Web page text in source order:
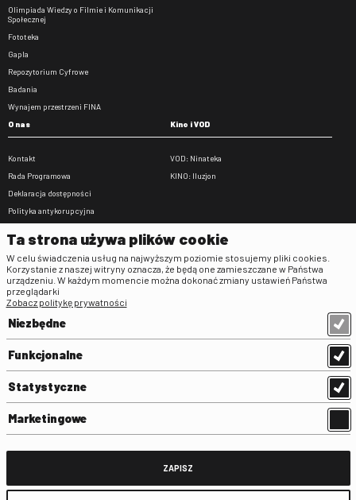
Olimpiada Wiedzy o Filmie i Komunikacji
Społecznej
Fototeka
Gapla
Repozytorium Cyfrowe
Badania
Wynajem przestrzeni FINA
O nas
Kontakt
Rada Programowa
Deklaracja dostępności
Polityka antykorupcyjna
Zamówienia publiczne
Praca w FINA
Kino i VOD
VOD: Ninateka
KINO: Iluzjon
Regulaminy
Klauzula informacyjna RODO
Regulamin użytkowania parkingu
Standardy ochrony małoletnich
Regulamin kina Iluzjon
Ta strona używa plików cookie
W celu świadczenia usług na najwyższym poziomie stosujemy pliki cookies.
Korzystanie z naszej witryny oznacza, że będą one zamieszczane w Państwa
urządzeniu. W każdym momencie można dokonać zmiany ustawień Państwa
przeglądarki
Zobacz politykę prywatności
Niezbędne
Funkcjonalne
Statystyczne
Marketingowe
ZAPISZ